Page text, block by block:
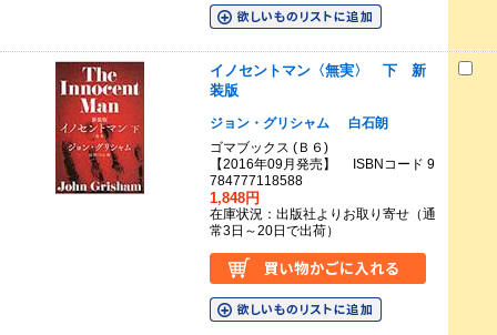
イノセントマン〈無実〉 下 新
装版
ジョン・グリシャム
白石朗
ゴマブックス (Ｂ６)
【2016年09月発売】 ISBNコード 9
784777118588
1,848円
在庫状況：出版社よりお取り寄せ（通
常3日～20日で出荷）